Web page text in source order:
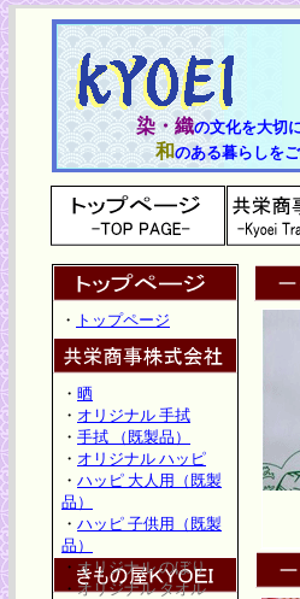
染・織の文化を大切
和のある暮らしを
・ トップページ
・ 晒
・ オリジナル 手拭
・ 手拭 （既製品）
・ オリジナル ハッピ
・ ハッピ 大人用（既製
品）
・ ハッピ 子供用（既製
品）
・ オリジナル のぼり
・オリジナル タオル